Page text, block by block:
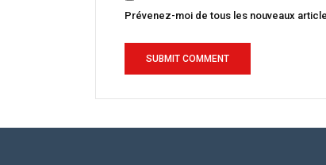
Prévenez-moi de tous les nouveaux